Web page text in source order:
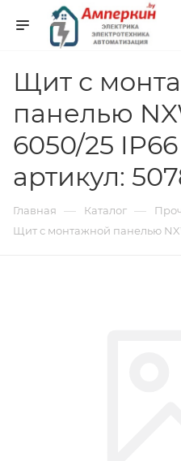
Щит с
панелью
6050/25 IP66
артикул:
Главная — Каталог —
Щит с монтажной панелью